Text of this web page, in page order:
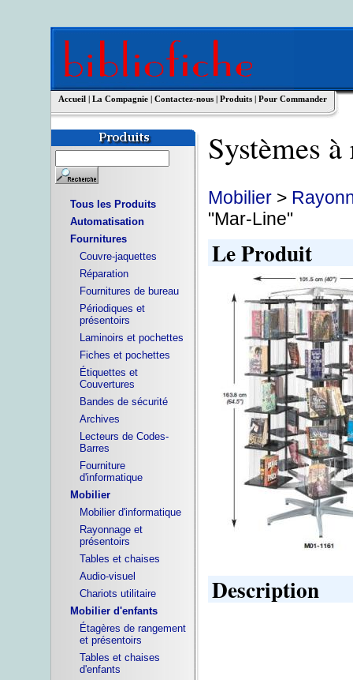
Accueil | La Compagnie | Contactez-nous | Produits | Pour Commander
Tous les Produits
Automatisation
Fournitures
Couvre-jaquettes
Réparation
Fournitures de bureau
Périodiques et
présentoirs
Laminoirs et pochettes
Fiches et pochettes
Étiquettes et
Couvertures
Bandes de sécurité
Archives
Lecteurs de Codes-
Barres
Fourniture
d'informatique
Mobilier
Mobilier d'informatique
Rayonnage et
présentoirs
Tables et chaises
Audio-visuel
Chariots utilitaire
Mobilier d'enfants
Étagères de rangement
et présentoirs
Tables et chaises
d'enfants
Systèmes
Mobilier >
"Mar-Line"
Le Produit
Description